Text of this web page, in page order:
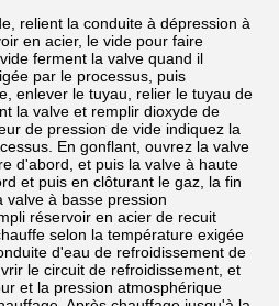
relient la conduite à dépression à
en acier, le vide pour faire
ferment la valve quand il
par le processus, puis
enlever le tuyau, relier le tuyau de
la valve et remplir dioxyde de
de pression de vide indiquez la
En gonflant, ouvrez la valve
d'abord, et puis la valve à haute
et puis en clôturant le gaz, la fin
valve à basse pression
réservoir en acier de recuit
selon la température exigée
d'eau de refroidissement de
le circuit de refroidissement, et
et la pression atmosphérique